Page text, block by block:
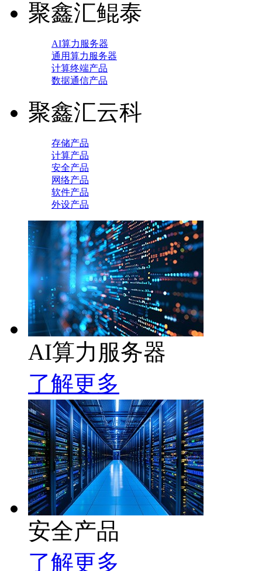
聚鑫汇鲲泰
AI算力服务器
通用算力服务器
计算终端产品
数据通信产品
聚鑫汇云科
存储产品
计算产品
安全产品
网络产品
软件产品
外设产品
AI算力服务器
了解更多
安全产品
了解更多